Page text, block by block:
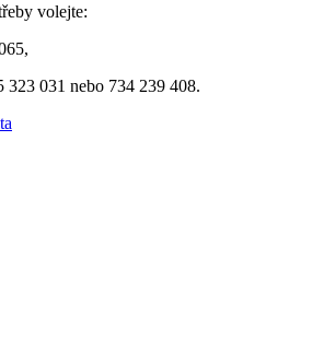
volejte:
031 nebo 734 239 408.